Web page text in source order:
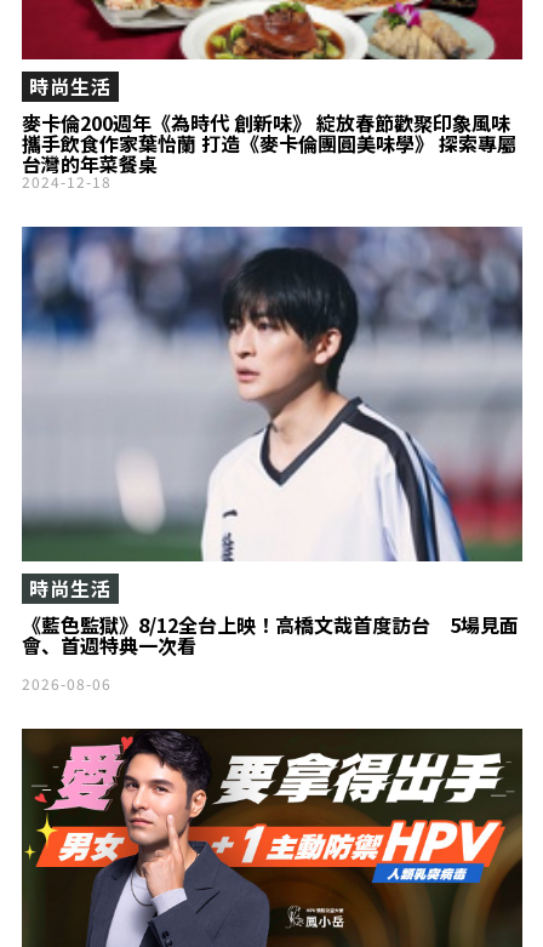
麥卡倫200週年《為時代 創新味》 綻放春節歡聚印象風味
攜手飲食作家葉怡蘭 打造《麥卡倫團圓美味學》 探索專屬
台灣的年菜餐桌
時尚生活
2024-12-18
《藍色監獄》8/12全台上映！高橋文哉首度訪台 5場見面
會、首週特典一次看
時尚生活
2026-08-06